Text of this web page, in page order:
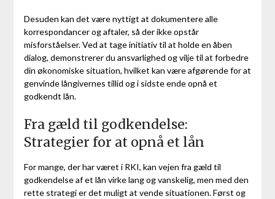
Desuden kan det være nyttigt at dokumentere alle
korrespondancer og aftaler, så der ikke opstår
misforståelser. Ved at tage initiativ til at holde en åben
dialog, demonstrerer du ansvarlighed og vilje til at forbedre
din økonomiske situation, hvilket kan være afgørende for at
genvinde långivernes tillid og i sidste ende opnå et
godkendt lån.
Fra gæld til godkendelse:
Strategier for at opnå et lån
For mange, der har været i RKI, kan vejen fra gæld til
godkendelse af et lån virke lang og vanskelig, men med den
rette strategi er det muligt at vende situationen. Først og